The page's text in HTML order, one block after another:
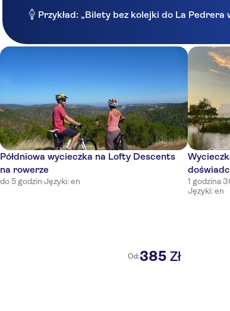
Przykład: „Bilety bez kolejki do La
Półdniowa wycieczka na Lofty Descents
na rowerze
do 5 godzin·Języki: en
Od:385 Zł
1 godzina
Języki: en